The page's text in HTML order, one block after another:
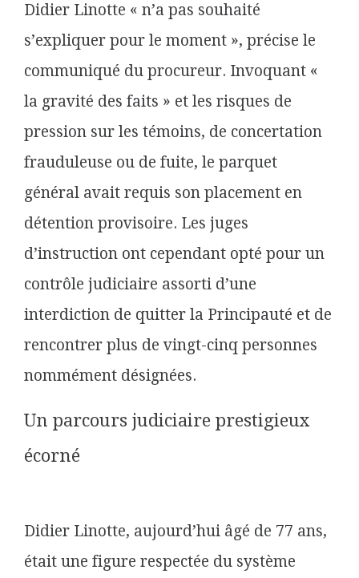
Didier Linotte « n’a pas souhaité
s’expliquer pour le moment », précise le
communiqué du procureur. Invoquant «
la gravité des faits » et les risques de
pression sur les témoins, de concertation
frauduleuse ou de fuite, le parquet
général avait requis son placement en
détention provisoire. Les juges
d’instruction ont cependant opté pour un
contrôle judiciaire assorti d’une
interdiction de quitter la Principauté et de
rencontrer plus de vingt-cinq personnes
nommément désignées.
Un parcours judiciaire prestigieux
écorné
Didier Linotte, aujourd’hui âgé de 77 ans,
était une figure respectée du système